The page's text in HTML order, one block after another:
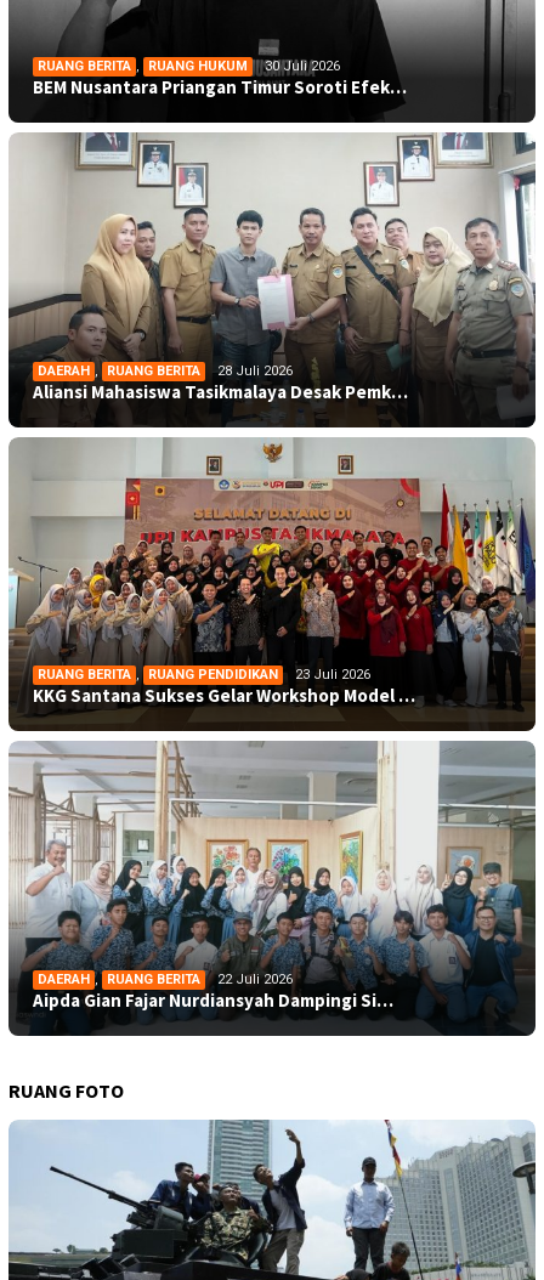
RUANG BERITA , RUANG HUKUM 30 Juli 2026
BEM Nusantara Priangan Timur Soroti Efek…
DAERAH , RUANG BERITA 28 Juli 2026
Aliansi Mahasiswa Tasikmalaya Desak Pemk…
RUANG BERITA , RUANG PENDIDIKAN 23 Juli 2026
KKG Santana Sukses Gelar Workshop Model …
DAERAH , RUANG BERITA 22 Juli 2026
Aipda Gian Fajar Nurdiansyah Dampingi Si…
RUANG FOTO